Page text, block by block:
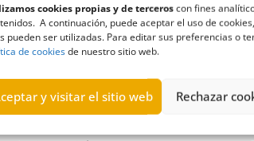
cookies propias y de terceroscon fines
A continuación, puede aceptar el uso de
pueden ser utilizadas. Para editar sus preferencias o
de cookiesde nuestro sitio web.
y visitar el sitio web Rechazar